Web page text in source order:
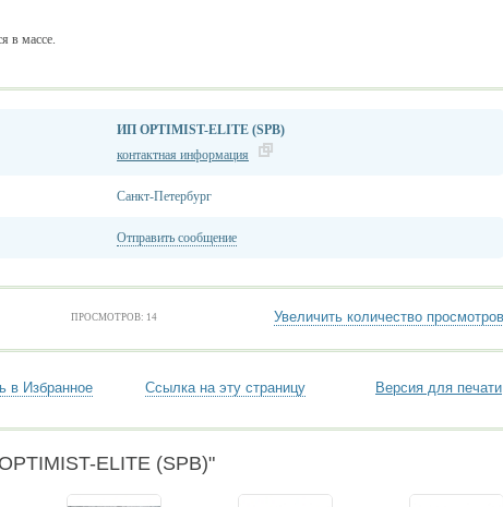
в массе.
ИП OPTIMIST-ELITE (SPB)
контактная информация
Санкт-Петербург
Отправить сообщение
ПРОСМОТРОВ: 14 Увеличить количество просмотров
в Избранное Ссылка на эту страницу Версия для печати
ELITE (SPB)"